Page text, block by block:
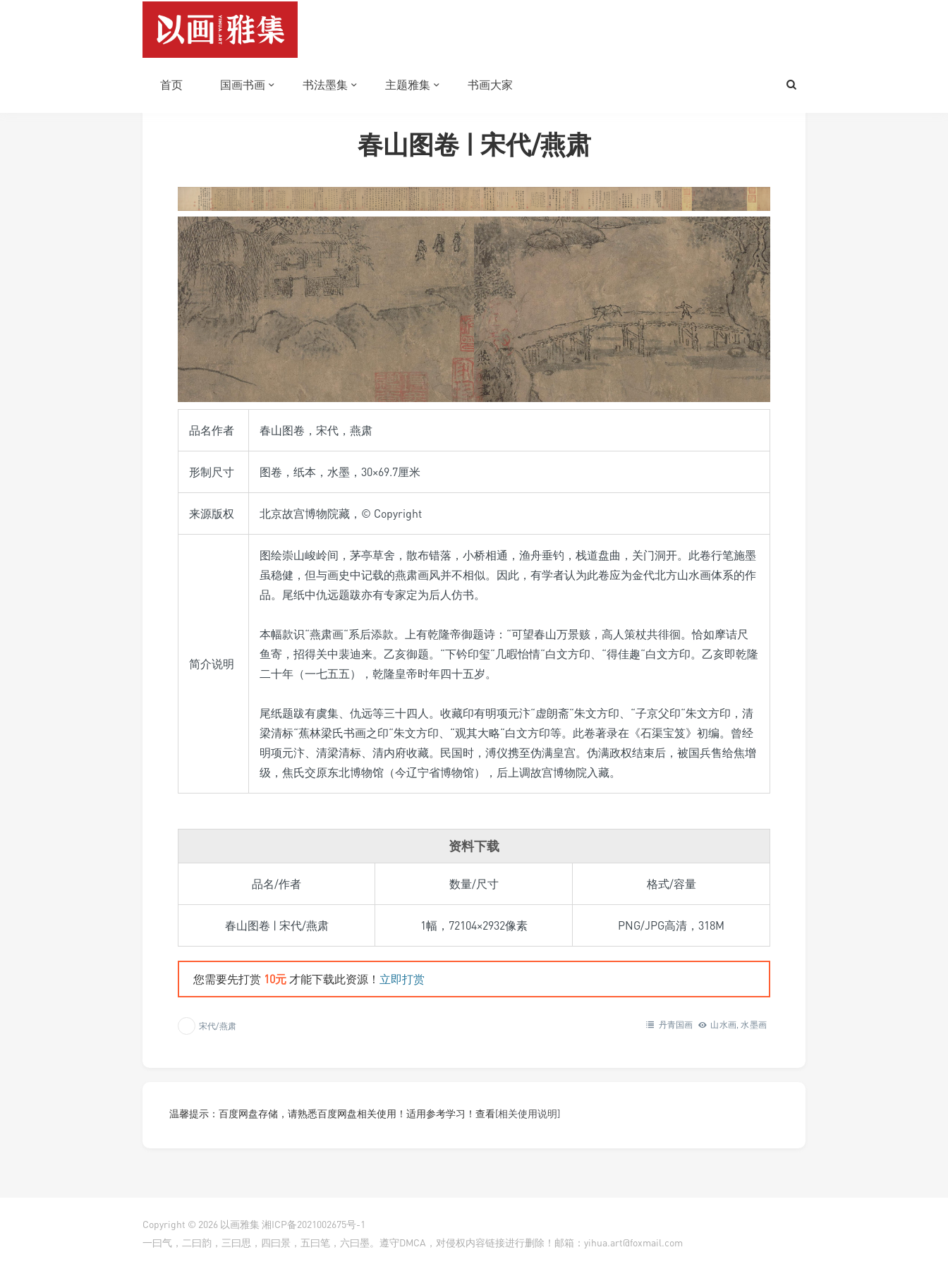
首页 国画书画 书法墨集 主题雅集 书画大家
春山图卷 | 宋代/燕肃
品名作者 春山图卷，宋代，燕肃
形制尺寸 图卷，纸本，水墨，30×69.7厘米
来源版权 北京故宫博物院藏，© Copyright
简介说明
图绘崇山峻岭间，茅亭草舍，散布错落，小桥相通，渔舟垂钓，栈道盘曲，关门洞开。此卷行笔施墨
虽稳健，但与画史中记载的燕肃画风并不相似。因此，有学者认为此卷应为金代北方山水画体系的作
品。尾纸中仇远题跋亦有专家定为后人仿书。
本幅款识“燕肃画“系后添款。上有乾隆帝御题诗：“可望春山万景赅，高人策杖共徘徊。恰如摩诘尺
鱼寄，招得关中裴迪来。乙亥御题。“下钤印玺“几暇怡情“白文方印、“得佳趣“白文方印。乙亥即乾隆
二十年（一七五五），乾隆皇帝时年四十五岁。
尾纸题跋有虞集、仇远等三十四人。收藏印有明项元汴“虚朗斋“朱文方印、“子京父印“朱文方印，清
梁清标“蕉林梁氏书画之印“朱文方印、“观其大略“白文方印等。此卷著录在《石渠宝笈》初编。曾经
明项元汴、清梁清标、清内府收藏。民国时，溥仪携至伪满皇宫。伪满政权结束后，被国兵售给焦增
级，焦氏交原东北博物馆（今辽宁省博物馆），后上调故宫博物院入藏。
资料下载
品名/作者 数量/尺寸 格式/容量
春山图卷 | 宋代/燕肃 1幅，72104×2932像素 PNG/JPG高清，318M
您需要先打赏 10元 才能下载此资源！ 立即打赏
宋代/燕肃 山水画,水墨画
丹青国画
温馨提示：百度网盘存储，请熟悉百度网盘相关使用！适用参考学习！查看[相关使用说明]
Copyright © 2026 以画雅集 湘ICP备2021002675号-1
一曰气，二曰韵，三曰思，四曰景，五曰笔，六曰墨。遵守DMCA，对侵权内容链接进行删除！邮箱：yihua.art@foxmail.com